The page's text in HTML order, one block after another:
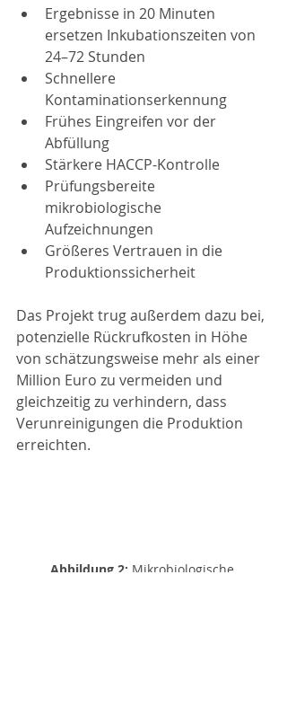
Ergebnisse in 20 Minuten
ersetzen Inkubationszeiten von
24–72 Stunden
Schnellere
Kontaminationserkennung
Frühes Eingreifen vor der
Abfüllung
Stärkere HACCP-Kontrolle
Prüfungsbereite
mikrobiologische
Aufzeichnungen
Größeres Vertrauen in die
Produktionssicherheit
Das Projekt trug außerdem dazu bei,
potenzielle Rückrufkosten in Höhe
von schätzungsweise mehr als einer
Million Euro zu vermeiden und
gleichzeitig zu verhindern, dass
Verunreinigungen die Produktion
erreichten.
Abbildung 2: Mikrobiologische